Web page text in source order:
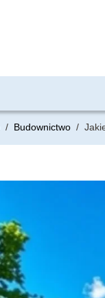
/ Budownictwo /